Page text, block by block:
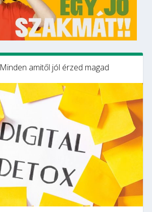
Minden amitől jól érzed magad